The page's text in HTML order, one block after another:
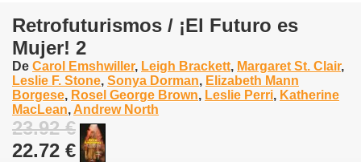
Retrofuturismos / ¡El Futuro es
Mujer! 2
De Carol Emshwiller, Leigh Brackett, Margaret St. Clair,
Leslie F. Stone, Sonya Dorman, Elizabeth Mann
Borgese, Rosel George Brown, Leslie Perri, Katherine
MacLean, Andrew North
23.92 €
22.72 €